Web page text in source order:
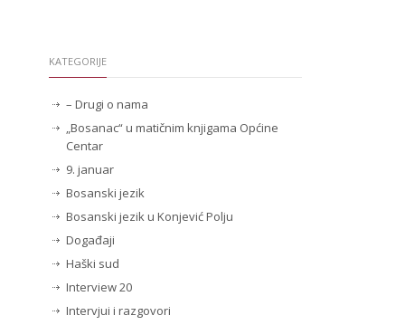
KATEGORIJE
– Drugi o nama
„Bosanac“ u matičnim knjigama Općine
Centar
9. januar
Bosanski jezik
Bosanski jezik u Konjević Polju
Događaji
Haški sud
Interview 20
Intervjui i razgovori